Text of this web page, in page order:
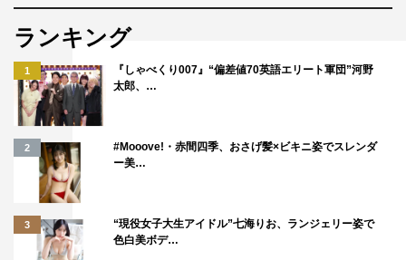
たぶん落とされる長さだよねとか。人間が演じていくに当
たってのリアルさみたいなバランスをギリギリで攻めてい
る感じです。
ランキング
1
『しゃべくり007』“偏差値70英語エリート軍団”河野
太郎、…
2
#Mooove!・赤間四季、おさげ髪×ビキニ姿でスレンダ
ー美…
3
“現役女子大生アイドル”七海りお、ランジェリー姿で
色白美ボデ…